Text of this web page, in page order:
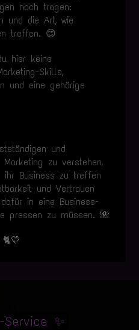
noch tragen:
und die Art, wie
treffen. 😊
hier keine
Skills,
und eine gehörige
und
Marketing zu verstehen,
ihr Business zu treffen
und Vertrauen
in eine Business-
pressen zu müssen. 🌺
✨